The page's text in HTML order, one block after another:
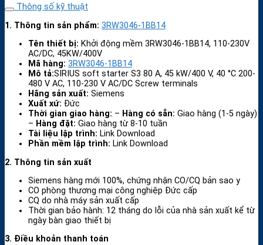
Thông số kỹ thuật
1. Thông tin sản phẩm: 3RW3046-1BB14
Tên thiết bị: Khởi động mềm 3RW3046-1BB14, 110-230V
AC/DC, 45KW/400V
Mã hàng: 3RW3046-1BB14
Mô tả:SIRIUS soft starter S3 80 A, 45 kW/400 V, 40 °C 200-
480 V AC, 110-230 V AC/DC Screw terminals
Hãng sản xuất: Siemens
Xuất xứ: Đức
Thời gian giao hàng: – Hàng có sẵn: Giao hàng (1-5 ngày)
– Hàng đặt: Giao hàng từ 8-10 tuần
Tài liệu lập trình: Link Download
Phần mềm lập trình: Link Download
2. Thông tin sản xuất
Siemens hàng mới 100%, chứng nhận CO/CQ bản sao y
CO phòng thương mại công nghiệp Đức cấp
CQ do nhà máy sản xuất cấp
Thời gian bảo hành: 12 tháng do lỗi của nhà sản xuất kể từ
ngày bàn giao thiết bị
3. Điều khoản thanh toán